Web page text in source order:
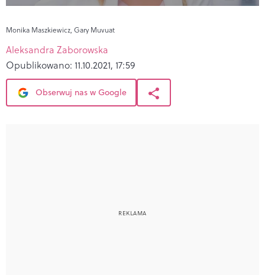
Monika Maszkiewicz, Gary Muvuat
Aleksandra Zaborowska
Opublikowano: 11.10.2021, 17:59
Obserwuj nas w Google